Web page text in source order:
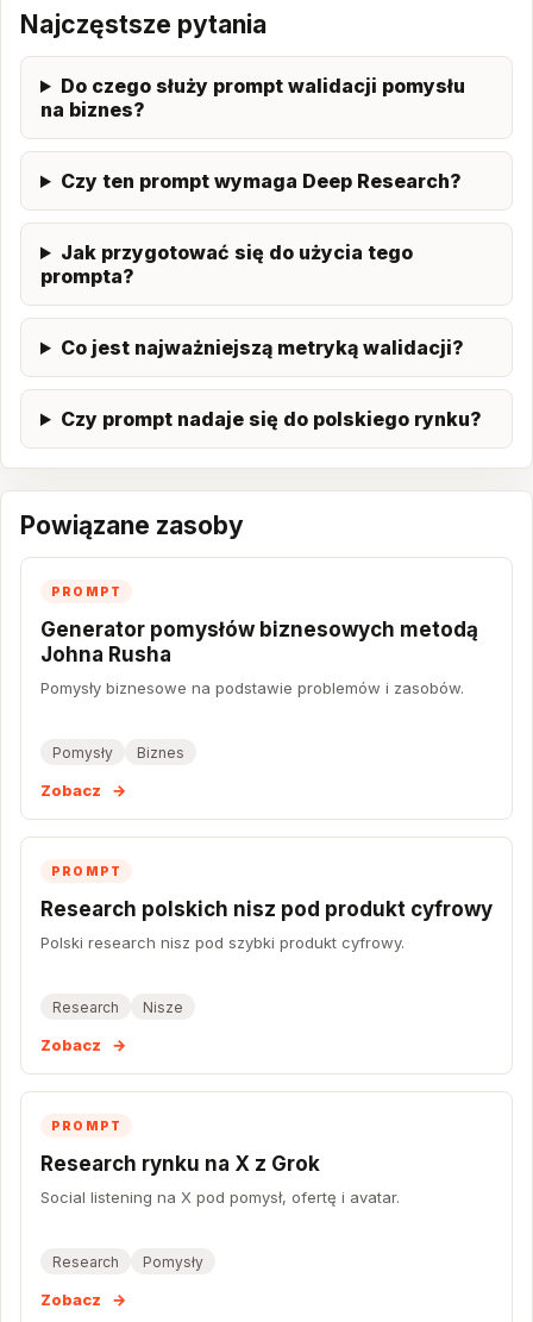
Najczęstsze pytania
Do czego służy prompt walidacji pomysłu
na biznes?
Czy ten prompt wymaga Deep Research?
Jak przygotować się do użycia tego
prompta?
Co jest najważniejszą metryką walidacji?
Czy prompt nadaje się do polskiego rynku?
Powiązane zasoby
PROMPT
Generator pomysłów biznesowych metodą
Johna Rusha
Pomysły biznesowe na podstawie problemów i zasobów.
Pomysły Biznes
Zobacz →
PROMPT
Research polskich nisz pod produkt cyfrowy
Polski research nisz pod szybki produkt cyfrowy.
Research Nisze
Zobacz →
PROMPT
Research rynku na X z Grok
Social listening na X pod pomysł, ofertę i avatar.
Research Pomysły
Zobacz →